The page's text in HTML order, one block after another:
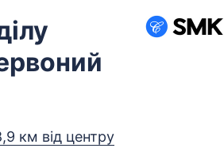
км від центру